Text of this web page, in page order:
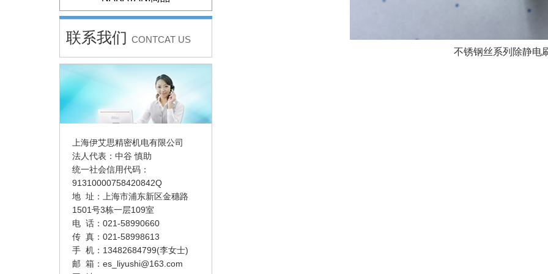
联系我们 CONTCAT US
上海伊艾思精密机电有限公司
法人代表：中谷 慎助
统一社会信用代码：
91310000758420842Q
地 址：上海市浦东新区金穗路
1501号3栋一层109室
电 话：021-58990660
传 真：021-58998613
手 机：13482684799(李女士)
邮 箱： es_liyushi@163.com
不锈钢丝系列除静电